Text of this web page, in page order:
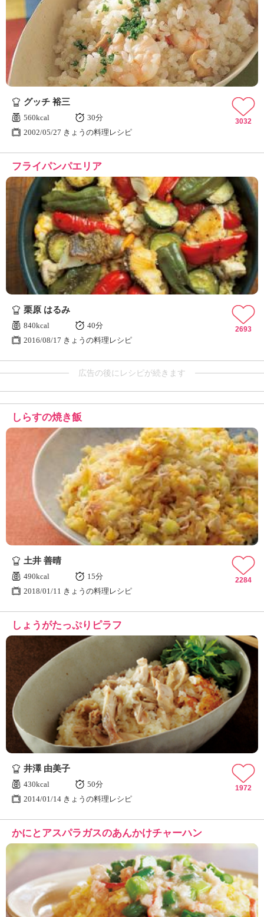
グッチ 裕三
560kcal
30分
2002/05/27 きょうの料理レシピ
3032
フライパンパエリア
栗原 はるみ
840kcal
40分
2016/08/17 きょうの料理レシピ
2693
広告の後にレシピが続きます
しらすの焼き飯
土井 善晴
490kcal
15分
2018/01/11 きょうの料理レシピ
2284
しょうがたっぷりピラフ
井澤 由美子
430kcal
50分
2014/01/14 きょうの料理レシピ
1972
かにとアスパラガスのあんかけチャーハン